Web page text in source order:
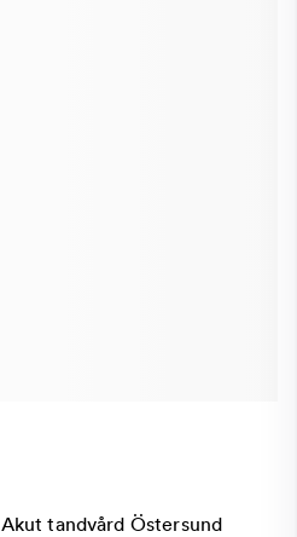
Akut tandvård Östersund